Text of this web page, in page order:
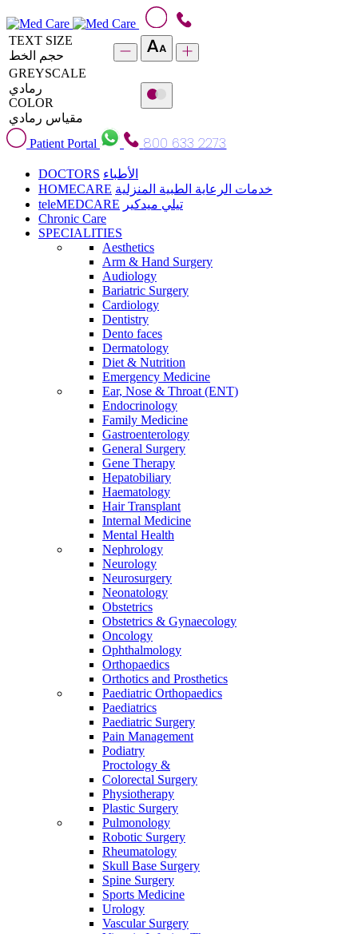
TEXT SIZE
حجم الخط
GREYSCALE
رمادي
COLOR
مقياس رمادي
Patient Portal
800 633 2273
DOCTORS الأطباء
HOMECARE خدمات الرعاية الطبية المنزلية
teleMEDCARE تيلي ميدكير
Chronic Care
SPECIALITIES
Aesthetics
Arm & Hand Surgery
Audiology
Bariatric Surgery
Cardiology
Dentistry
Dento faces
Dermatology
Diet & Nutrition
Emergency Medicine
Ear, Nose & Throat (ENT)
Endocrinology
Family Medicine
Gastroenterology
General Surgery
Gene Therapy
Hepatobiliary
Haematology
Hair Transplant
Internal Medicine
Mental Health
Nephrology
Neurology
Neurosurgery
Neonatology
Obstetrics
Obstetrics & Gynaecology
Oncology
Ophthalmology
Orthopaedics
Orthotics and Prosthetics
Paediatric Orthopaedics
Paediatrics
Paediatric Surgery
Pain Management
Podiatry
Proctology &
Colorectal Surgery
Physiotherapy
Plastic Surgery
Pulmonology
Robotic Surgery
Rheumatology
Skull Base Surgery
Spine Surgery
Sports Medicine
Urology
Vascular Surgery